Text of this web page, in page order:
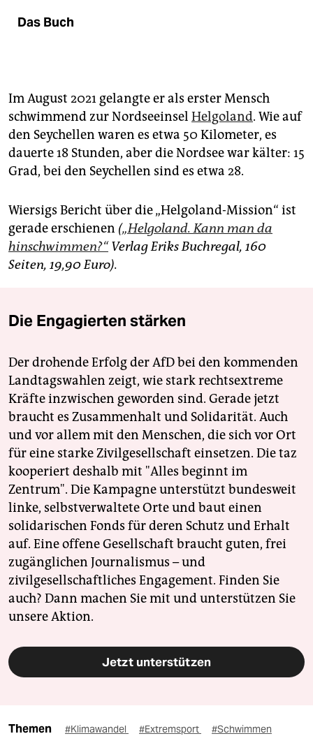
Das Buch
Im August 2021 gelangte er als erster Mensch
schwimmend zur Nordseeinsel Helgoland. Wie auf
den Seychellen waren es etwa 50 Kilometer, es
dauerte 18 Stunden, aber die Nordsee war kälter: 15
Grad, bei den Seychellen sind es etwa 28.
Wiersigs Bericht über die „Helgoland-Mission“ ist
gerade erschienen („Helgoland. Kann man da
hinschwimmen?“Verlag Eriks Buchregal, 160
Seiten, 19,90 Euro).
Die Engagierten stärken
Der drohende Erfolg der AfD bei den kommenden
Landtagswahlen zeigt, wie stark rechtsextreme
Kräfte inzwischen geworden sind. Gerade jetzt
braucht es Zusammenhalt und Solidarität. Auch
und vor allem mit den Menschen, die sich vor Ort
für eine starke Zivilgesellschaft einsetzen. Die taz
kooperiert deshalb mit "Alles beginnt im
Zentrum". Die Kampagne unterstützt bundesweit
linke, selbstverwaltete Orte und baut einen
solidarischen Fonds für deren Schutz und Erhalt
auf. Eine offene Gesellschaft braucht guten, frei
zugänglichen Journalismus – und
zivilgesellschaftliches Engagement. Finden Sie
auch? Dann machen Sie mit und unterstützen Sie
unsere Aktion.
Jetzt unterstützen
Themen #Klimawandel #Extremsport #Schwimmen